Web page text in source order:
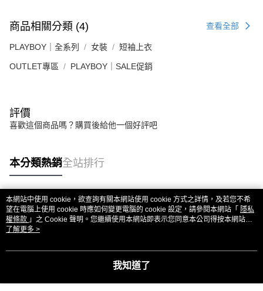
商品相關分類 (4) 查看全部
PLAYBOY｜全系列 女裝 短袖上衣
OUTLET專區 PLAYBOY｜SALE促銷
評價
喜歡這個商品嗎？購買後給他一個好評吧
本分類熱銷全站排行
熱門標籤
本網站中使用 cookie，欲查詢有關本網站使用 cookie 方式之詳情，及若您不希
望在電腦上使用 cookie 時應如何變更電腦的 cookie 設定，請參閱本網站「 隱私
權條款 」之 Cookie 聲明。您繼續使用本網站即表示您同意本公司得按本網站使
用條款之 Cookie 聲明使用 cookie。
了解更多 >
我知道了